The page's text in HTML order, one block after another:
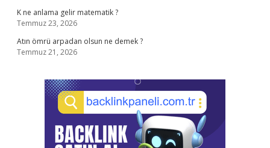
K ne anlama gelir matematik ?
Temmuz 23, 2026
Atın ömrü arpadan olsun ne demek ?
Temmuz 21, 2026